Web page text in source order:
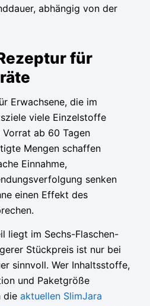
abhängig von der
für
Erwachsene, die im
viele Einzelstoffe
ab 60 Tagen
Mengen schaffen
Einnahme,
senken
einen Effekt des
liegt im Sechs-Flaschen-
Stückpreis ist nur bei
sinnvoll. Wer Inhaltsstoffe,
und Paketgröße
die aktuellen SlimJara